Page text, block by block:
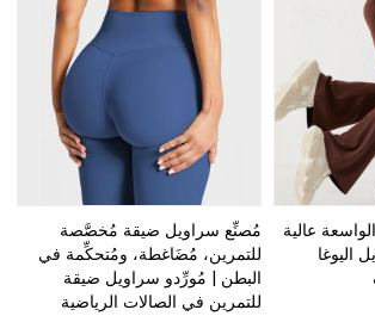
عالية
اليوغا
مُصنِّع سراويل ضيقة مُخصَّصة
للتمرين، مُضَاغطة، ومُتحكِّمة في
البطن | مُورِّدو سراويل ضيقة
للتمرين في الصالات الرياضية